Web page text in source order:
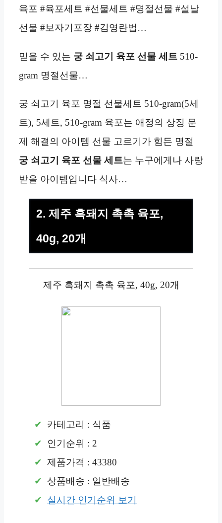
육포 #육포세트 #선물세트 #명절선물 #설날
선물 #보자기포장 #김영란법…
믿을 수 있는 궁 쇠고기 육포 선물 세트 510-
gram 명절선물…
궁 쇠고기 육포 명절 선물세트 510-gram(5세
트), 5세트, 510-gram 육포는 애정의 상징 문
제 해결의 아이템 선물 고르기가 힘든 명절
궁 쇠고기 육포 선물 세트는 누구에게나 사랑
받을 아이템입니다 식사…
2. 제주 흑돼지 촉촉 육포,
40g, 20개
제주 흑돼지 촉촉 육포, 40g, 20개
카테고리 : 식품
인기순위 : 2
제품가격 : 43380
상품배송 : 일반배송
실시간 인기순위 보기